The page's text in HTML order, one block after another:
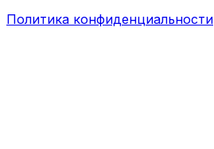
Политика конфиденциальности